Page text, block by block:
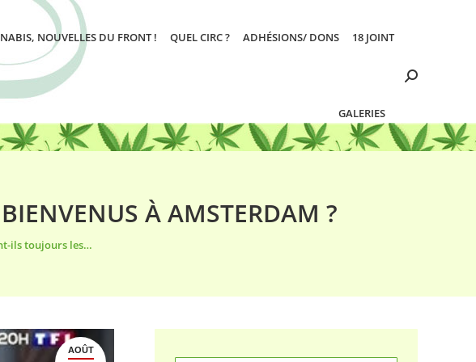
NOUVELLES DU FRONT ! QUEL CIRC ? ADHÉSIONS/ DONS 18 JOINT
GALERIES
Search:
À AMSTERDAM ?
ils toujours les…
AOÛT